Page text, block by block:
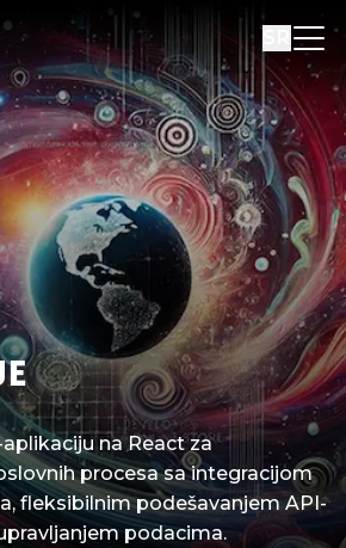
na React za
procesa sa integracijom
fleksibilnim podešavanjem API-
podacima.